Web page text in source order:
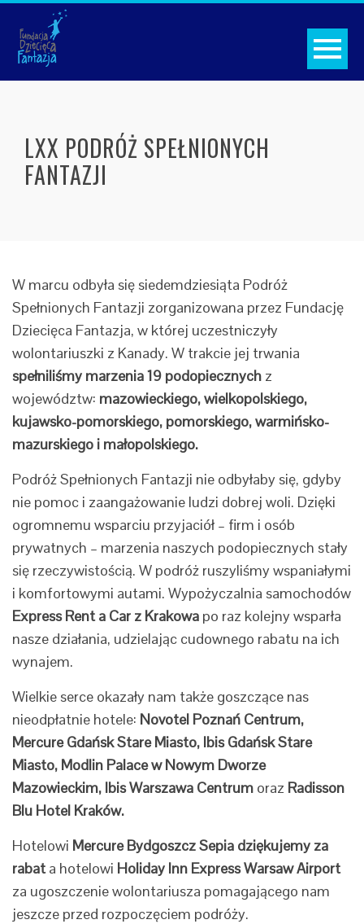
LXX PODRÓŻ SPEŁNIONYCH
FANTAZJI
W marcu odbyła się siedemdziesiąta Podróż
Spełnionych Fantazji zorganizowana przez Fundację
Dziecięca Fantazja, w której uczestniczyły
wolontariuszki z Kanady. W trakcie jej trwania
spełniliśmy marzenia 19 podopiecznych z
województw: mazowieckiego, wielkopolskiego,
kujawsko-pomorskiego, pomorskiego, warmińsko-
mazurskiego i małopolskiego.
Podróż Spełnionych Fantazji nie odbyłaby się, gdyby
nie pomoc i zaangażowanie ludzi dobrej woli. Dzięki
ogromnemu wsparciu przyjaciół – firm i osób
prywatnych – marzenia naszych podopiecznych stały
się rzeczywistością. W podróż ruszyliśmy wspaniałymi
i komfortowymi autami. Wypożyczalnia samochodów
Express Rent a Car z Krakowa po raz kolejny wsparła
nasze działania, udzielając cudownego rabatu na ich
wynajem.
Wielkie serce okazały nam także goszczące nas
nieodpłatnie hotele: Novotel Poznań Centrum,
Mercure Gdańsk Stare Miasto, Ibis Gdańsk Stare
Miasto, Modlin Palace w Nowym Dworze
Mazowieckim, Ibis Warszawa Centrum oraz Radisson
Blu Hotel Kraków.
Hotelowi Mercure Bydgoszcz Sepia dziękujemy za
rabata hotelowi Holiday Inn Express Warsaw Airport
za ugoszczenie wolontariusza pomagającego nam
jeszcze przed rozpoczęciem podróży.